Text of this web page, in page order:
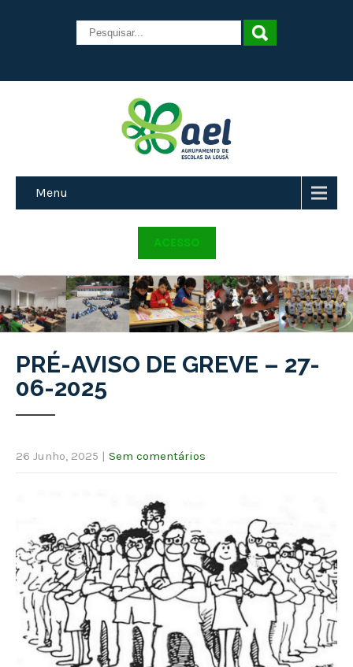
Menu
ACESSO
PRÉ-AVISO DE GREVE – 27-
06-2025
26 Junho, 2025 | Sem comentários